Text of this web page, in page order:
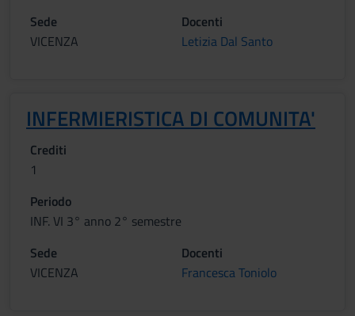
Sede
VICENZA
Docenti
Letizia Dal Santo
INFERMIERISTICA DI COMUNITA'
Crediti
1
Periodo
INF. VI 3° anno 2° semestre
Sede
VICENZA
Docenti
Francesca Toniolo